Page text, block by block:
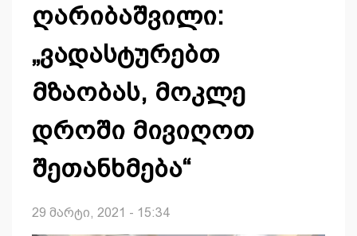
ღარიბაშვილი:
„ვადასტურებთ
მზაობას, მოკლე
დროში მივიღოთ
შეთანხმება“
29 მარტი, 2021 - 15:34